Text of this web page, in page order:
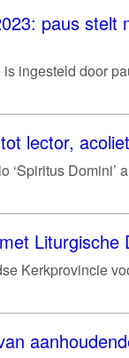
paus
ingesteld door
lector,
Domini’
Liturgische
Kerkprovincie